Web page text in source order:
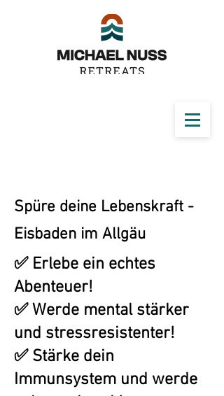
Spüre deine Lebenskraft -
Eisbaden im Allgäu
✅ Erlebe ein echtes
Abenteuer!
✅ Werde mental stärker
und stressresistenter!
✅ Stärke dein
Immunsystem und werde